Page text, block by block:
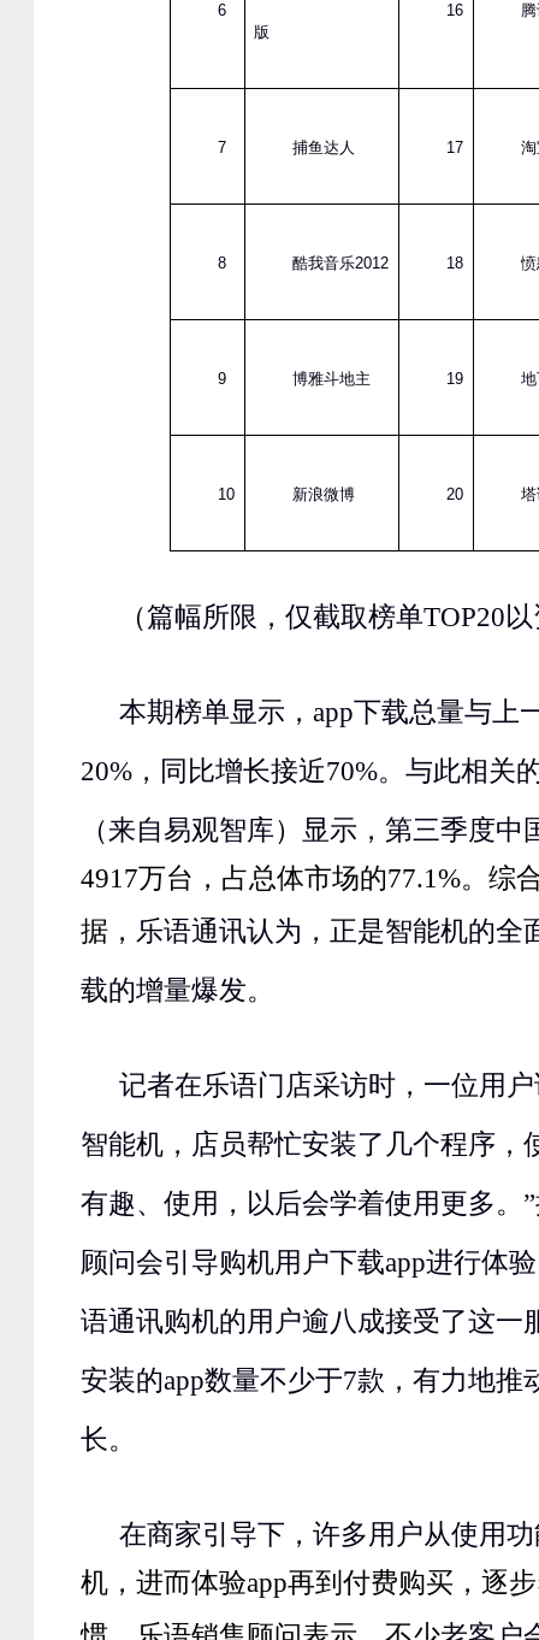
6
版
16
7 捕鱼达人 17
8 酷我音乐2012 18
9 博雅斗地主 19
10 新浪微博 20
（篇幅所限，仅截取榜单TOP20
本期榜单显示， app下载总量与上
20% ，同比增长接近70%。与此相关
（来自易观智库）显示，第三季度中
4917万台，占总体市场的77.1%。综
据， 乐语通讯认为，正是智能机的全
载的增量爆发。
记者在乐语门店采访时，一位用
智能机，店员帮忙安装了几个程序，
有趣、使用，以后会学着使用更多。
顾问会引导购机用户下载app进行体
语通讯购机的用户逾八成接受了这一
安装的app数量不少于7款，有力地推
长。
在商家引导下，许多用户从使用
机，进而体验app再到付费购买，逐